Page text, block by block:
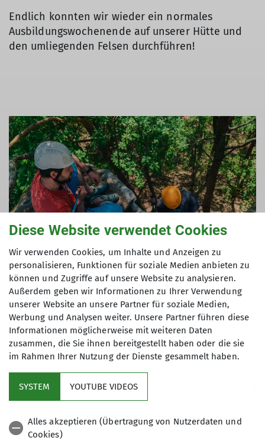
Endlich konnten wir wieder ein normales
Ausbildungswochenende auf unserer Hütte und
den umliegenden Felsen durchführen!
Sechs Trainer waren eineinhalb Tage mit fünfzehn
Teilnehmern und Teilnehmerinnen an und um die
Felsen am Rauhberg unterwegs. Dabei konnten
alle wichtigen Grundlagen für alpine Touren
vermittelt und ausgiebig an den verschiedenen
eingerichteten Felsen geübt werden.
Am Abend wurden alle mit einem leckeren Essen
versorgt und am nächsten Morgen konnten wie
Diese Website verwendet Cookies
Wir verwenden Cookies, um Inhalte und Anzeigen zu
personalisieren, Funktionen für soziale Medien anbieten zu
können und Zugriffe auf unsere Website zu analysieren.
Außerdem geben wir Informationen zu Ihrer Verwendung
unserer Website an unsere Partner für soziale Medien,
Werbung und Analysen weiter. Unsere Partner führen diese
Informationen möglicherweise mit weiteren Daten
zusammen, die Sie ihnen bereitgestellt haben oder die sie
im Rahmen Ihrer Nutzung der Dienste gesammelt haben.
SYSTEM YOUTUBE VIDEOS
Alles akzeptieren (Übertragung von Nutzerdaten und
Cookies)